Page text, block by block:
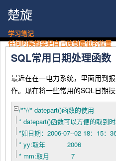
楚旋
学习笔记
任何时候都要把自己放到最低的位置
SQL常用日期处理函数
最近在在一电力系统，里面用到
作。现在将一些常用的SQL日期
/**//* datepart()函数
* datepart()函数可以方便的取到
*如日期：2006-07--02 18：15：
* yy:取年 2006
* mm:取月 7